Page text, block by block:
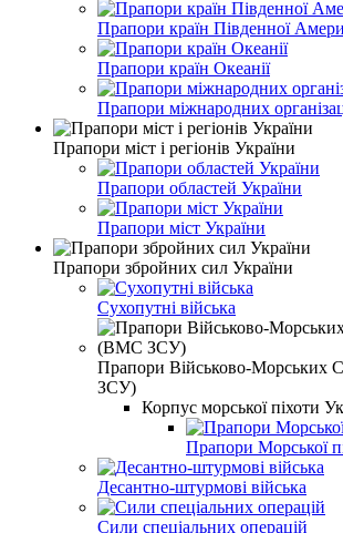
Прапори країн Південної
Прапори країн Океанії
Прапори міжнародних
Прапори міст і регіонів України
Прапори областей України
Прапори міст України
Прапори збройних сил України
Сухопутні війська
Прапори Військово-Морських
ЗСУ)
Корпус морської піхоти
Прапори Морської
Десантно-штурмові війська
Сили спеціальних операцій